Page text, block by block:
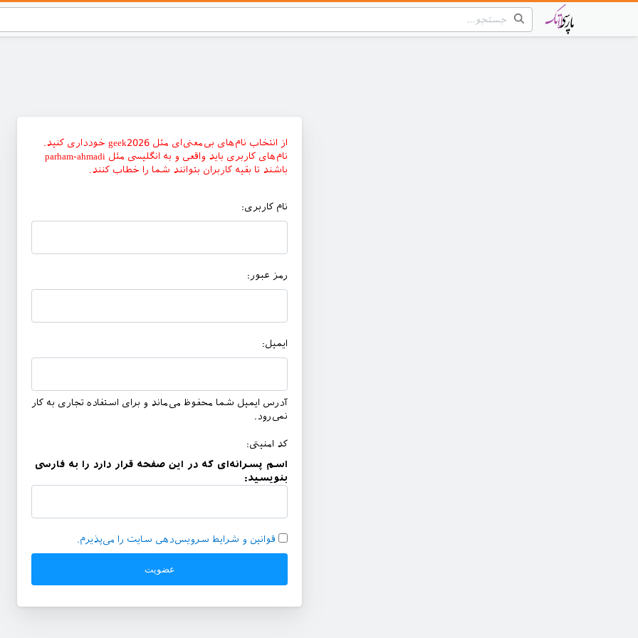
از انتخاب نام‌های بی‌معنی‌ای مثل geek2026 خودداری کنید.
نام‌های کاربری باید واقعی و به انگلیسی مثل parham-ahmadi
باشند تا بقیه کاربران بتوانند شما را خطاب کنند.
نام کاربری:
رمز عبور:
ایمیل:
آدرس ایمیل شما محفوظ می‌ماند و برای استفاده تجاری به کار
نمی‌رود.
کد امنیتی:
اسم پسرانه‌ای که در این صفحه قرار دارد را به فارسی
بنویسید:
قوانین و شرایط سرویس‌دهی سایت را می‌پذیرم.